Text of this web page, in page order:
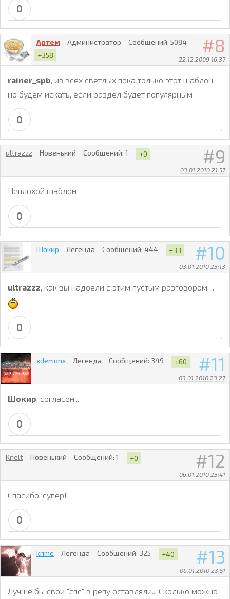
0
8
22.12.2009 16:37
Артем Администратор Сообщений: 5084
+358
rainer_spb, из всех светлых пока только этот шаблон,
но будем искать, если раздел будет популярным
0
9
03.01.2010 21:57
ultrazzz Новенький Сообщений: 1 +0
Неплохой шаблон
0
10
03.01.2010 23:13
Шокир Легенда Сообщений: 444 +33
ultrazzz, как вы надоели с этим пустым разговором ...
0
11
03.01.2010 23:27
xdemonx Легенда Сообщений: 349 +60
Шокир , согласен...
0
12
06.01.2010 23:41
Knelt Новенький Сообщений: 1 +0
Спасибо, супер!
0
13
06.01.2010 23:51
krime Легенда Сообщений: 325 +40
Лучше бы свои "спс" в репу оставляли... Сколько можно